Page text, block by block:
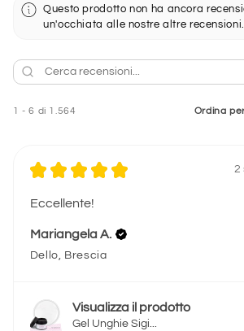
Questo prodotto non ha ancora
un'occhiata alle nostre altre recensioni.
1 - 6 di 1.564 Ordina
★ ★ ★ ★ ★ 2
Eccellente!
Mariangela A.
Dello, Brescia
Visualizza il prodotto
Gel Unghie Sigi...